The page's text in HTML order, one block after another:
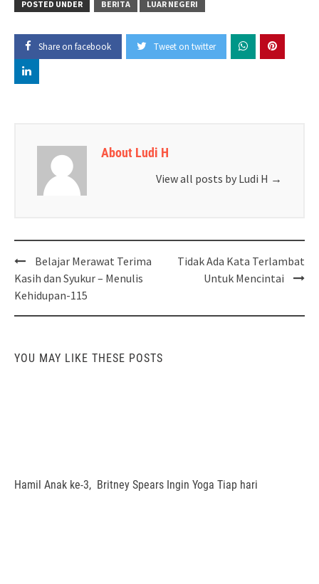
POSTED UNDER BERITA LUAR NEGERI
Share on facebook Tweet on twitter
About Ludi H
View all posts by Ludi H →
Post
navigation
Belajar Merawat Terima
Kasih dan Syukur – Menulis
Kehidupan-115
Tidak Ada Kata Terlambat
Untuk Mencintai
YOU MAY LIKE THESE POSTS
Hamil Anak ke-3, Britney Spears Ingin Yoga Tiap hari